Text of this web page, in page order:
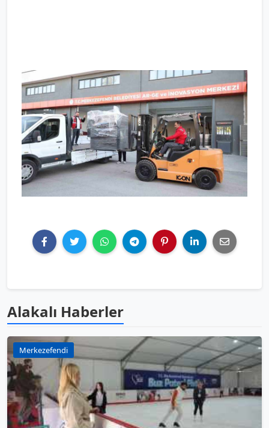
Alakalı Haberler
Merkezefendi